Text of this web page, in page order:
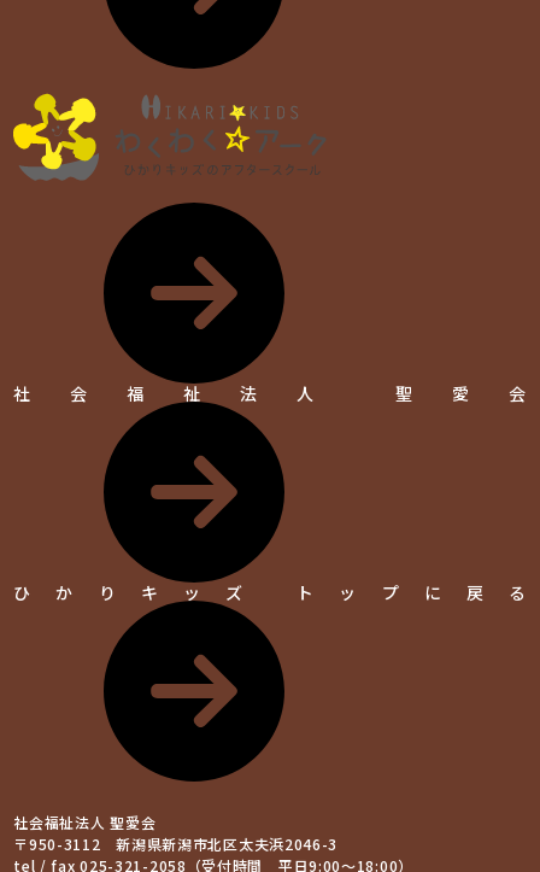
社会福祉法人 聖愛会
ひかりキッズ トップに戻る
社会福祉法人 聖愛会
〒950-3112 新潟県新潟市北区太夫浜2046-3
tel / fax 025-321-2058（受付時間 平日9:00～18:00）